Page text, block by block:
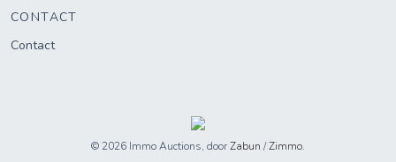
CONTACT
Contact
© 2026 Immo Auctions, doorZabun /Zimmo.